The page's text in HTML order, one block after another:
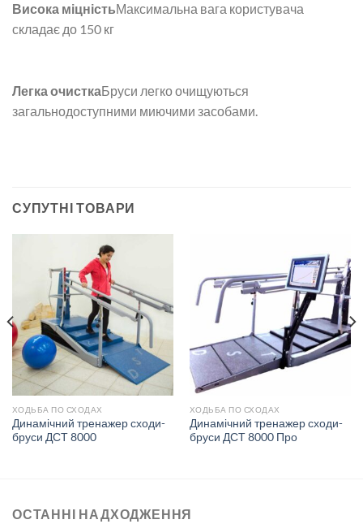
Висока міцністьМаксимальна вага користувача
складає до 150 кг
Легка очисткаБруси легко очищуються
загальнодоступними миючими засобами.
СУПУТНІ ТОВАРИ
ХОДЬБА ПО СХОДАХ
Динамічний тренажер сходи-
бруси ДСТ 8000
ХОДЬБА ПО СХОДАХ
Динамічний тренажер сходи-
бруси ДСТ 8000 Про
ОСТАННІ НАДХОДЖЕННЯ